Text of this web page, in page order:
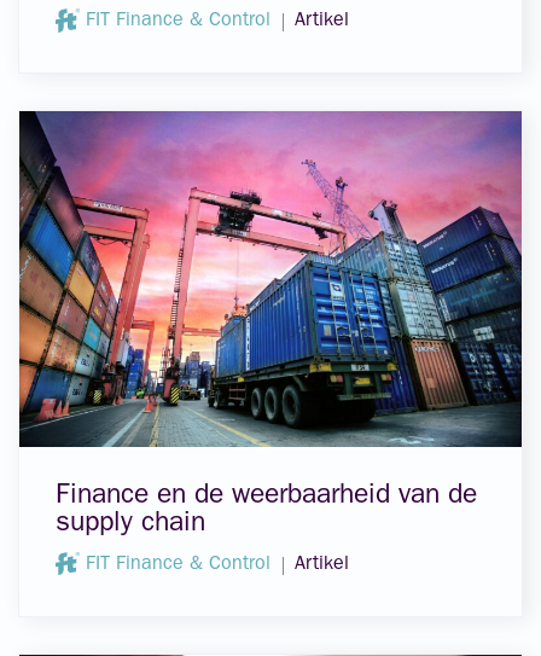
FIT Finance & Control Artikel
Finance en de weerbaarheid van de
supply chain
FIT Finance & Control Artikel